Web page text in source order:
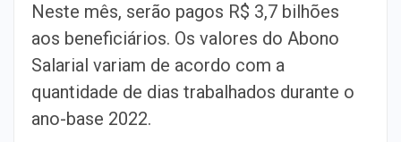
Neste mês, serão pagos R$ 3,7 bilhões
aos beneficiários. Os valores do Abono
Salarial variam de acordo com a
quantidade de dias trabalhados durante o
ano-base 2022.